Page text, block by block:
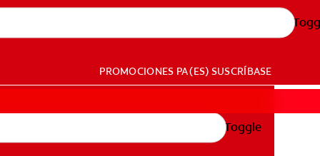
PROMOCIONES PA (ES) SUSCRÍBASE
Toggle